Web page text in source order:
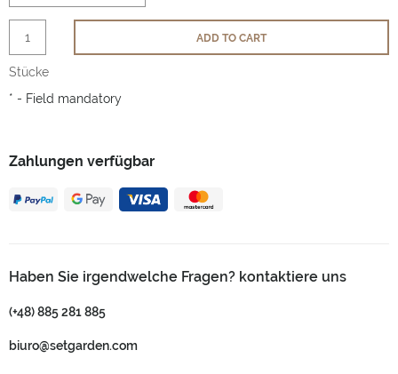
Zahlungen verfügbar
Haben Sie irgendwelche Fragen? kontaktiere uns
(+48) 885 281 885
biuro@setgarden.com
Stücke
ADD TO CART
* - Field mandatory